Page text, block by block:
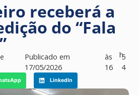
receberá a
do “Fala
Publicado em
17/05/2026
às
16
h5
4
LinkedIn